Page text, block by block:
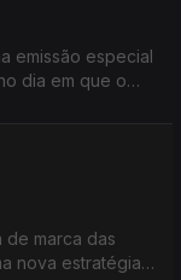
emissão especial
dia em que o
de marca das
nova estratégia